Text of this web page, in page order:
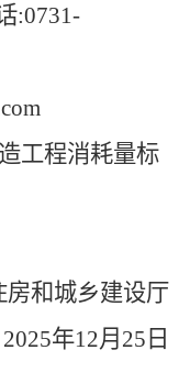
:0731-
工程消耗量标
房和城乡建设厅
2025年12月 25 日